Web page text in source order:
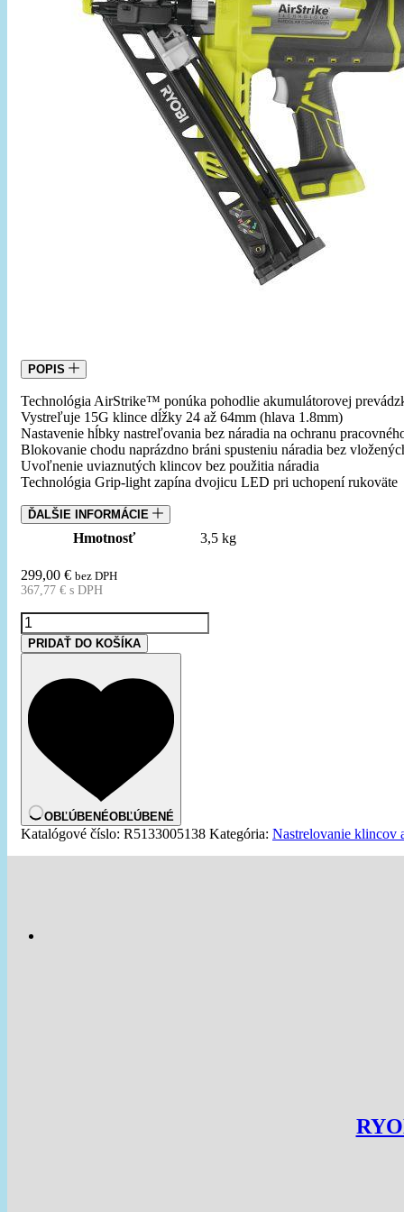
POPIS
Technológia AirStrike™ ponúka pohodlie akumulátorovej
Vystreľuje 15G klince dĺžky 24 až 64mm (hlava 1.8mm)
Nastavenie hĺbky nastreľovania bez náradia na ochranu
Blokovanie chodu naprázdno bráni spusteniu náradia bez
Uvoľnenie uviaznutých klincov bez použitia náradia
Technológia Grip-light zapína dvojicu LED pri uchopení rukoväte
ĎALŠIE INFORMÁCIE
Hmotnosť 3,5 kg
299,00 € bez DPH
367,77 € s DPH
množstvo
RYOBI
(R15GN18-
18V
Akumulátorová
15G
klincovačka
PRIDAŤ DO KOŠÍKA
OBĽÚBENÉOBĽÚBENÉ
Katalógové číslo: R5133005138 Kategória: Nastrelovanie klincov